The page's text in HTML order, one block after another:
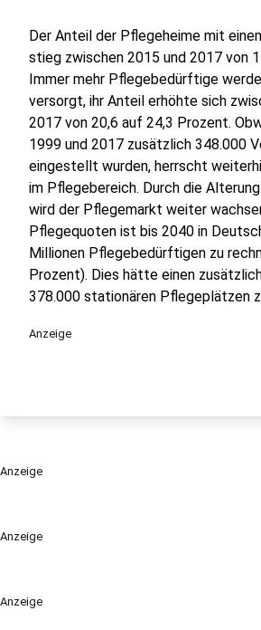
Anzeige
Anzeige
Der Anteil der Pflegeheime mit
stieg zwischen 2015 und 2017 von
Immer mehr Pflegebedürftige
versorgt, ihr Anteil erhöhte sich
2017 von 20,6 auf 24,3 Prozent.
1999 und 2017 zusätzlich 348.000
eingestellt wurden, herrscht
im Pflegebereich. Durch die
wird der Pflegemarkt weiter
Pflegequoten ist bis 2040 in
Millionen Pflegebedürftigen zu
Prozent). Dies hätte einen
378.000 stationären Pflegeplätzen
Anzeige
Anzeige